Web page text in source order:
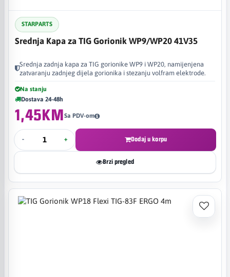
STARPARTS
Srednja Kapa za TIG Gorionik WP9/WP20 41V35
Srednja zadnja kapa za TIG gorionike WP9 i WP20, namijenjena
zatvaranju zadnjeg dijela gorionika i stezanju volfram elektrode.
Na stanju
Dostava 24-48h
1,45KMSa PDV-om
- + Dodaj u korpu
Brzi pregled